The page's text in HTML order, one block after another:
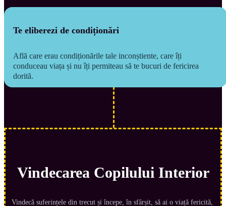
Te eliberezi de condiționări
Află care erau condiționările tale inconștiente, care îți
conduceau viața și nu îți permiteau să te bucuri de fericirea
dorită.
Vindecarea Copilului Interior
Vindecă suferințele din trecut și începe, în sfârșit, să ai o viață fericită,